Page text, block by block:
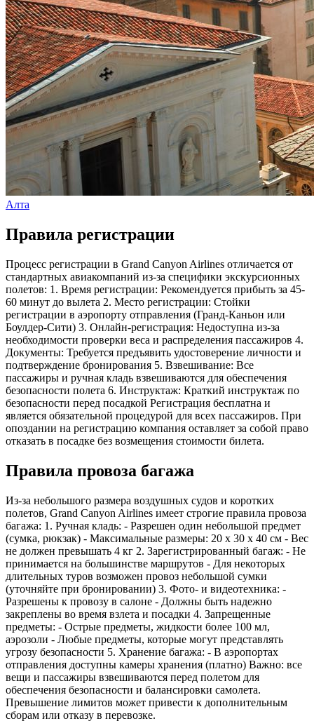
Алта
Правила регистрации
Процесс регистрации в Grand Canyon Airlines отличается от
стандартных авиакомпаний из-за специфики экскурсионных
полетов: 1. Время регистрации: Рекомендуется прибыть за 45-
60 минут до вылета 2. Место регистрации: Стойки
регистрации в аэропорту отправления (Гранд-Каньон или
Боулдер-Сити) 3. Онлайн-регистрация: Недоступна из-за
необходимости проверки веса и распределения пассажиров 4.
Документы: Требуется предъявить удостоверение личности и
подтверждение бронирования 5. Взвешивание: Все
пассажиры и ручная кладь взвешиваются для обеспечения
безопасности полета 6. Инструктаж: Краткий инструктаж по
безопасности перед посадкой Регистрация бесплатна и
является обязательной процедурой для всех пассажиров. При
опоздании на регистрацию компания оставляет за собой право
отказать в посадке без возмещения стоимости билета.
Правила провоза багажа
Из-за небольшого размера воздушных судов и коротких
полетов, Grand Canyon Airlines имеет строгие правила провоза
багажа: 1. Ручная кладь: - Разрешен один небольшой предмет
(сумка, рюкзак) - Максимальные размеры: 20 x 30 x 40 см - Вес
не должен превышать 4 кг 2. Зарегистрированный багаж: - Не
принимается на большинстве маршрутов - Для некоторых
длительных туров возможен провоз небольшой сумки
(уточняйте при бронировании) 3. Фото- и видеотехника: -
Разрешены к провозу в салоне - Должны быть надежно
закреплены во время взлета и посадки 4. Запрещенные
предметы: - Острые предметы, жидкости более 100 мл,
аэрозоли - Любые предметы, которые могут представлять
угрозу безопасности 5. Хранение багажа: - В аэропортах
отправления доступны камеры хранения (платно) Важно: все
вещи и пассажиры взвешиваются перед полетом для
обеспечения безопасности и балансировки самолета.
Превышение лимитов может привести к дополнительным
сборам или отказу в перевозке.